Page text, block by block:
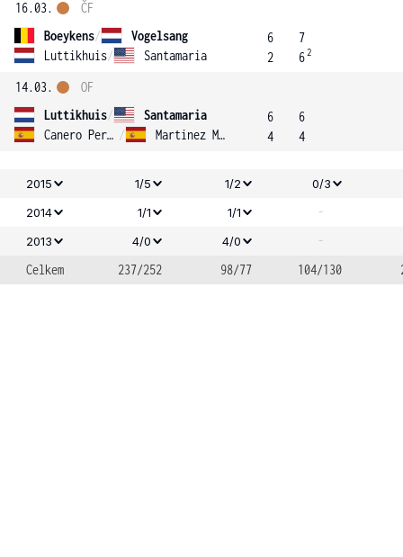
16.03.
Boeykens/
Vogelsang
Luttikhuis/ Santamaria
ČF
6
2
7
62
14.03.
Luttikhuis/
Santamaria
Canero Perez / Martinez Martinez
OF
6
4
6
4
2015 1/5 1/2
0/3
2014
1/1 1/1 -
2013 4/0 4/0
-
Celkem
237/252 98/77 104/130